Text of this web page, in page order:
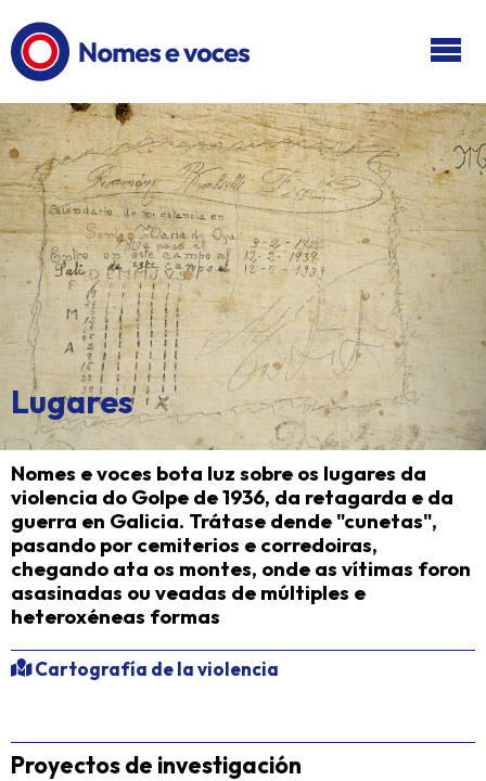
Lugares
Nomes e voces bota luz sobre os lugares da
violencia do Golpe de 1936, da retagarda e da
guerra en Galicia. Trátase dende "cunetas",
pasando por cemiterios e corredoiras,
chegando ata os montes, onde as vítimas foron
asasinadas ou veadas de múltiples e
heteroxéneas formas
Cartografía de la violencia
Proyectos de investigación